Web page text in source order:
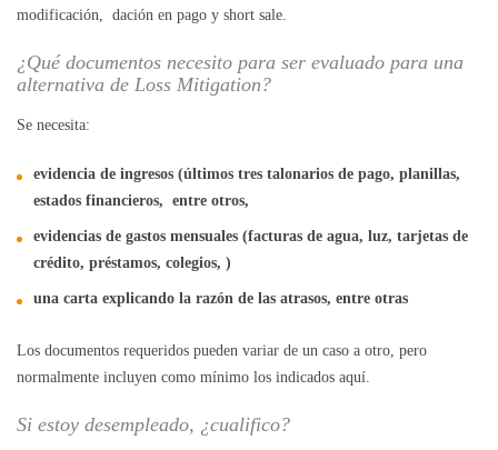
modificación, dación en pago y short sale.
¿Qué documentos necesito para ser evaluado para una
alternativa de Loss Mitigation?
Se necesita:
evidencia de ingresos (últimos tres talonarios de pago, planillas,
estados financieros, entre otros,
evidencias de gastos mensuales (facturas de agua, luz, tarjetas de
crédito, préstamos, colegios, )
una carta explicando la razón de las atrasos, entre otras
Los documentos requeridos pueden variar de un caso a otro, pero
normalmente incluyen como mínimo los indicados aquí.
Si estoy desempleado, ¿cualifico?